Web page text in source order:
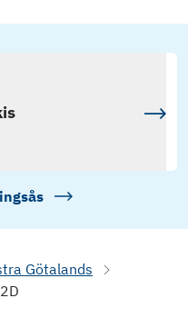
Götalands